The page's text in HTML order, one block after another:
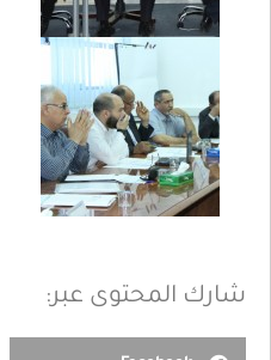
شارك المحتوى عبر: